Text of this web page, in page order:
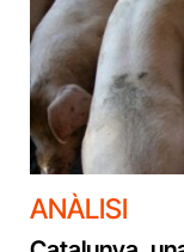
ANÀLISI